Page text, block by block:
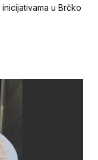
u Brčko